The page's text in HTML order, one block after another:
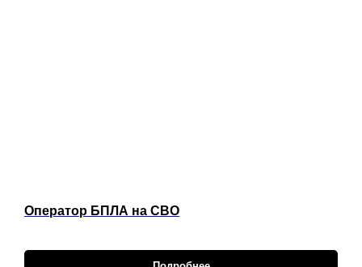
Оператор БПЛА на СВО